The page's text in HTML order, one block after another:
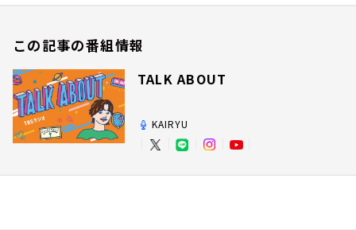
この記事の番組情報
TALK ABOUT
KAIRYU